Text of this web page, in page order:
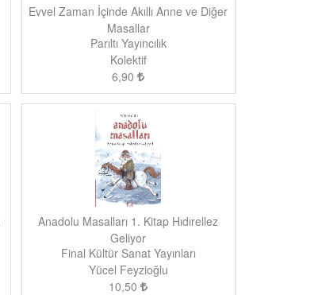
Evvel Zaman İçinde Akıllı Anne ve Diğer
Masallar
Parıltı Yayıncılık
Kolektif
6,90
Anadolu Masalları 1. Kitap Hıdırellez
Geliyor
Final Kültür Sanat Yayınları
Yücel Feyzioğlu
10,50